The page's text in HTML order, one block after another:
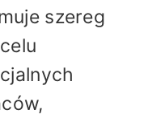
szereg